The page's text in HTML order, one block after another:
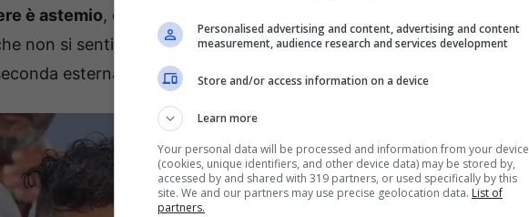
è astemio, e quella che è stata scambiata per ubriachezza, era
non si sentiva affatto bene e che ha deciso anche, infatti, di
esterna.
Personalised advertising and content, advertising and content
measurement, audience research and services development
Store and/or access information on a device
Learn more
Your personal data will be processed and information from your device
(cookies, unique identifiers, and other device data) may be stored by,
accessed by and shared with 319 partners, or used specifically by this
site. We and our partners may use precise geolocation data. List of
partners.